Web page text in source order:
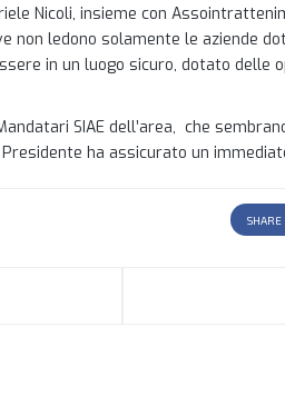
Nicoli, insieme con
non ledono solamente le aziende
in un luogo sicuro, dotato delle
SIAE dell’area, che
ha assicurato un
SHARE